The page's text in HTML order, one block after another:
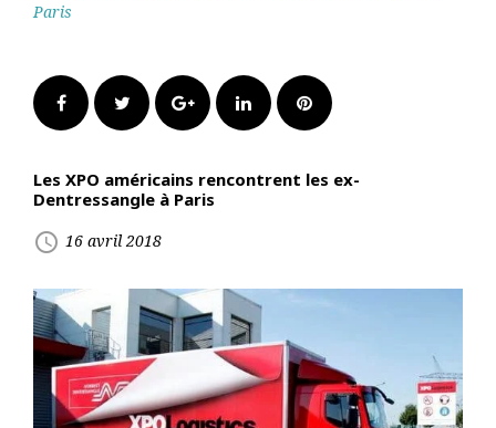
Paris
FacebookTwitter Google+LinkedInPinterest
Les XPO américains rencontrent les ex-
Dentressangle à Paris
access_time 16 avril 2018